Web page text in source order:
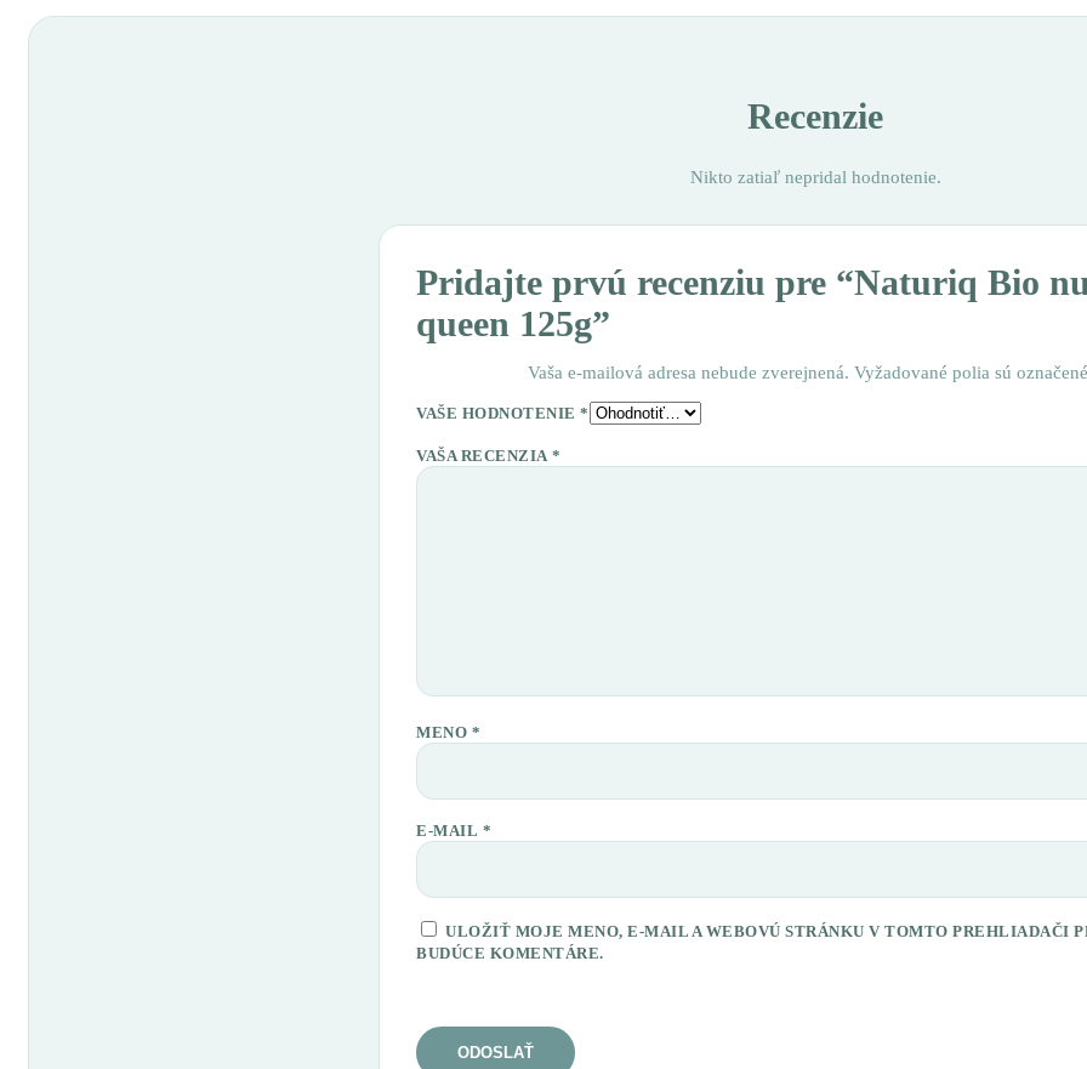
Recenzie
Nikto zatiaľ nepridal hodnotenie.
Pridajte prvú recenziu pre “Naturiq Bio
queen 125g”
Vaša e-mailová adresa nebude zverejnená. Vyžadované polia sú označené
VAŠE HODNOTENIE *
VAŠA RECENZIA *
MENO *
E-MAIL *
ULOŽIŤ MOJE MENO, E-MAIL A WEBOVÚ STRÁNKU V TOMTO PREHLIADAČI
BUDÚCE KOMENTÁRE.